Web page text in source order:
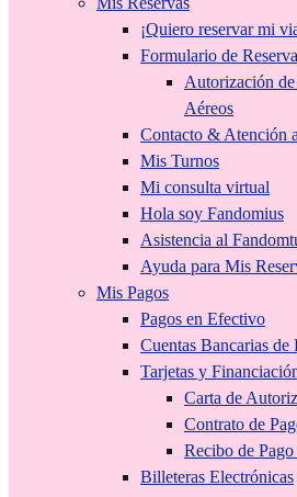
¡Quiero reservar mi
Formulario de
Autorización
Aéreos
Contacto & Atención
Mis Turnos
Mi consulta virtual
Hola soy Fandomius
Asistencia al
Ayuda para Mis
Mis Pagos
Pagos en Efectivo
Cuentas Bancarias de
Tarjetas y
Carta de
Contrato de
Recibo de
Billeteras Electrónicas